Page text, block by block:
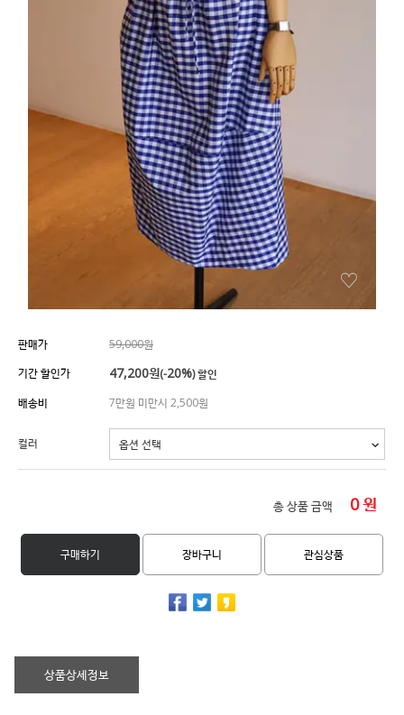
판매가
59,000원
기간 할인가
47,200원(-20%) 할인
배송비
7만원 미만시 2,500원
컬러
총 상품 금액 0원
구매하기 장바구니 관심상품
상품상세정보